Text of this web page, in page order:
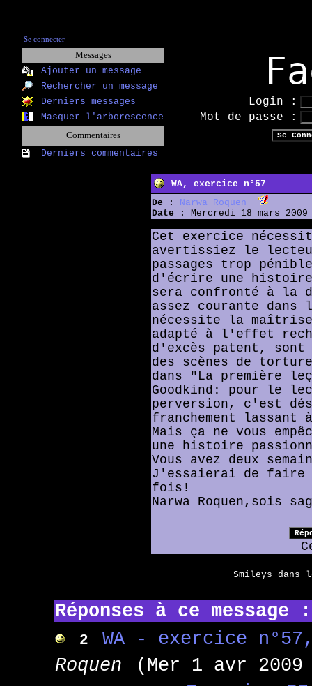
Se connecter
Messages
Ajouter un message
Rechercher un message
Derniers messages
Login :
Masquer l'arborescence Mot de passe :
Commentaires
Derniers commentaires
WA, exercice n°57
De :
Narwa Roquen
Date :
Mercredi 18 mars
Cet exercice
avertissiez le
passages trop
d'écrire une
sera confronté à la
assez courante
nécessite la
adapté à l'effet
d'excès patent, sont
des scènes de
dans "La première
Goodkind: pour le
perversion, c'est
franchement
Mais ça ne vous
une histoire
Vous avez deux
J'essaierai de faire
fois!
Narwa Roquen,sois
Smileys dans
Réponses à ce message :
2
WA - exercice
Roquen
(Mer 1 avr